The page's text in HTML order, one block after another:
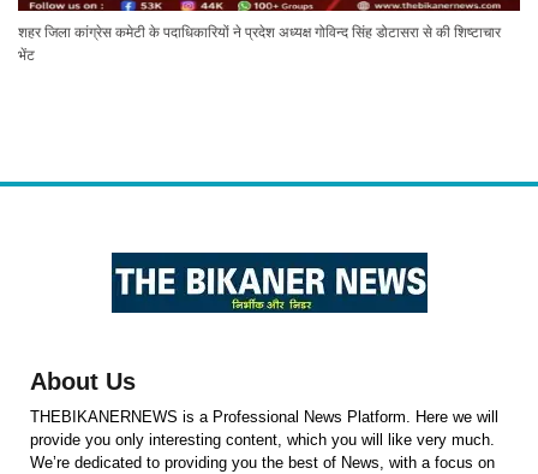
शहर जिला कांग्रेस कमेटी के पदाधिकारियों ने प्रदेश अध्यक्ष गोविन्द सिंह डोटासरा से की शिष्टाचार
भेंट
About Us
THEBIKANERNEWS is a Professional News Platform. Here we will
provide you only interesting content, which you will like very much.
We’re dedicated to providing you the best of News, with a focus on